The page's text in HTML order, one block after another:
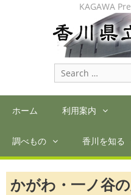
KAGAWA
Search
for:
ホーム 利用案内
調べもの 香川を知る
かがわ・一ノ谷